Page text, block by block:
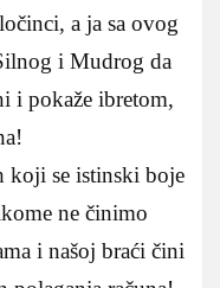
a ja sa ovog
i Mudrog da
i pokaže ibretom,
koji se istinski boje
ne činimo
i našoj braći čini